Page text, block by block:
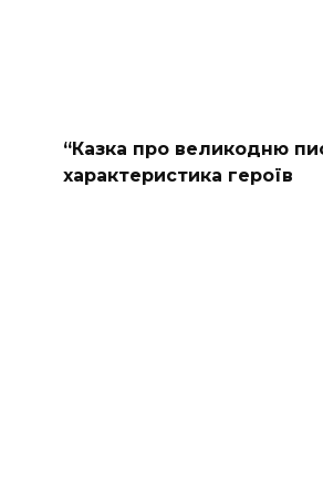
“Казка про великодню
характеристика героїв